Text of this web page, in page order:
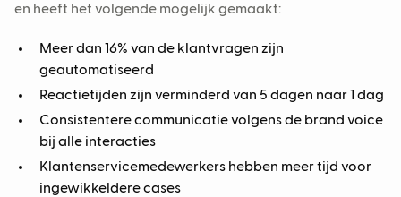
en heeft het volgende mogelijk gemaakt:
Meer dan 16% van de klantvragen zijn
geautomatiseerd
Reactietijden zijn verminderd van 5 dagen naar 1 dag
Consistentere communicatie volgens de brand voice
bij alle interacties
Klantenservicemedewerkers hebben meer tijd voor
ingewikkeldere cases